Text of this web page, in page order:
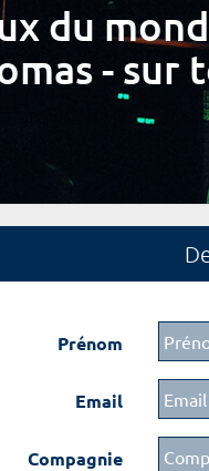
du
- sur
Prénom
Email
Compagnie